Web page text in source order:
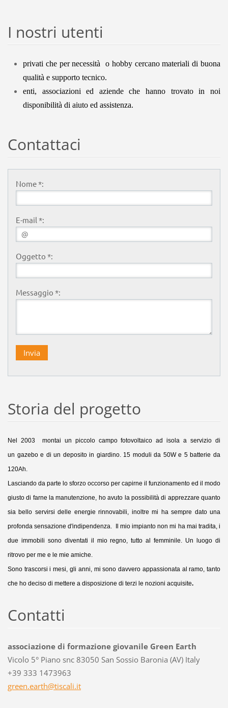
I nostri utenti
privati che per necessità o hobby cercano materiali di buona
qualità e supporto tecnico.
enti, associazioni ed aziende che hanno trovato in noi
disponibilità di aiuto ed assistenza.
Contattaci
Nome *:
E-mail *:
Oggetto *:
Messaggio *:
Storia del progetto
Nel 2003 montai un piccolo campo fotovoltaico ad isola a servizio di
un gazebo e di un deposito in giardino. 15 moduli da 50W e 5 batterie da
120Ah.
Lasciando da parte lo sforzo occorso per capirne il funzionamento ed il modo
giusto di farne la manutenzione, ho avuto la possibilità di apprezzare quanto
sia bello servirsi delle energie rinnovabili, inoltre mi ha sempre dato una
profonda sensazione d'indipendenza. Il mio impianto non mi ha mai tradita, i
due immobili sono diventati il mio regno, tutto al femminile. Un luogo di
ritrovo per me e le mie amiche.
Sono trascorsi i mesi, gli anni, mi sono davvero appassionata al ramo, tanto
che ho deciso di mettere a disposizione di terzi le nozioni acquisite.
Contatti
associazione di formazione giovanile Green Earth
Vicolo 5° Piano snc 83050 San Sossio Baronia (AV) Italy
+39 333 1473963
green.earth@tiscali.it